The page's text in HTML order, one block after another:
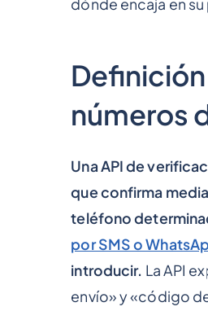
dónde encaja en
números
Una API de
que confirma
teléfono
por SMS o
introducir. La API
envío» y «código